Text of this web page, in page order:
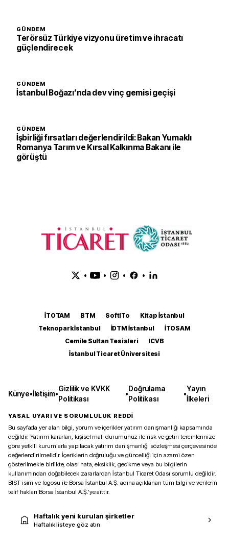
GÜNDEM
Terörsüz Türkiye vizyonu üretim ve ihracatı
güçlendirecek
GÜNDEM
İstanbul Boğazı’nda dev vinç gemisi geçişi
GÜNDEM
İşbirliği fırsatları değerlendirildi: Bakan Yumaklı
Romanya Tarım ve Kırsal Kalkınma Bakanı ile
görüştü
• • • •
İTOTAM BTM SoftITo
Kitap İstanbul
Teknopark İstanbul
İDTM İstanbul
İTOSAM
Cemile Sultan Tesisleri
ICVB
İstanbul Ticaret Üniversitesi
Künye•İletişim•
Gizlilik ve KVKK
Politikası
•
Doğrulama
Politikası
•
Yayın
İlkeleri
YASAL UYARI VE SORUMLULUK REDDİ
Bu sayfada yer alan bilgi, yorum ve içerikler yatırım danışmanlığı kapsamında
değildir. Yatırım kararları, kişisel mali durumunuz ile risk ve getiri tercihlerinize
göre yetkili kurumlarla yapılacak yatırım danışmanlığı sözleşmesi çerçevesinde
değerlendirilmelidir. İçeriklerin doğruluğu ve güncelliği için azami özen
gösterilmekle birlikte, olası hata, eksiklik, gecikme veya bu bilgilerin
kullanımından doğabilecek zararlardan İstanbul Ticaret Odası sorumlu değildir.
BIST isim ve logosu ile Borsa İstanbul A.Ş. adına açıklanan tüm bilgi ve verilerin
telif hakları Borsa İstanbul A.Ş.’ye aittir.
Haftalık yeni kurulan şirketler
Haftalık listeye göz atın